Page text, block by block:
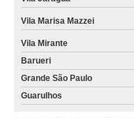
Vila Marisa Mazzei
Vila Mirante
Barueri
Grande São Paulo
Guarulhos